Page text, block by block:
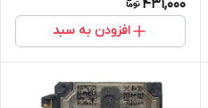
431,000
افزودن به سبد